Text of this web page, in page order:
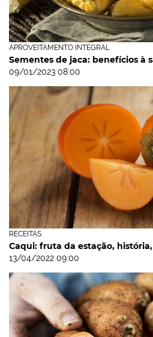
APROVEITAMENTO INTEGRAL
Sementes de jaca: benefícios à
09/01/2023 08:00
RECEITAS
Caqui: fruta da estação,
13/04/2022 09:00